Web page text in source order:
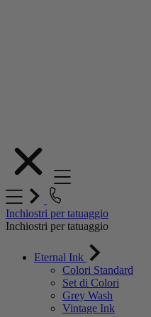
Inchiostri per tatuaggio
Inchiostri per tatuaggio
Eternal Ink
Colori Standard
Set di Colori
Grey Wash
Vintage Ink